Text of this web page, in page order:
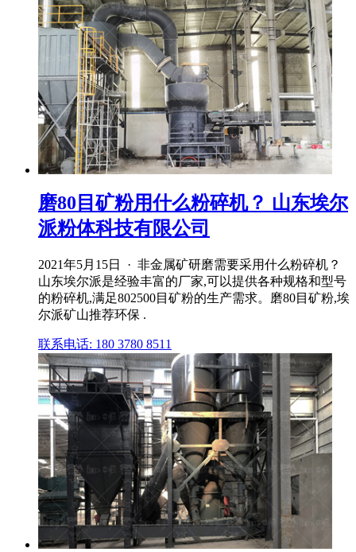
磨80目矿粉用什么粉碎机？ 山东埃尔
派粉体科技有限公司
2021年5月15日 · 非金属矿研磨需要采用什么粉碎机？
山东埃尔派是经验丰富的厂家,可以提供各种规格和型号
的粉碎机,满足802500目矿粉的生产需求。磨80目矿粉,埃
尔派矿山推荐环保 .
联系电话: 180 3780 8511